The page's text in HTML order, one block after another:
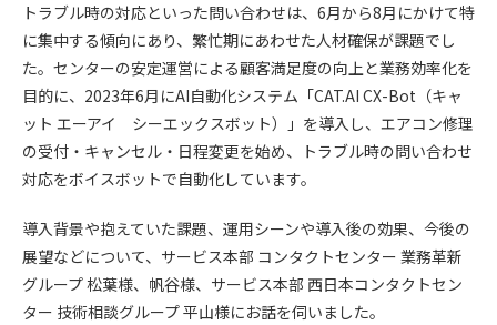
トラブル時の対応といった問い合わせは、6月から8月にかけて特
に集中する傾向にあり、繁忙期にあわせた人材確保が課題でし
た。センターの安定運営による顧客満足度の向上と業務効率化を
目的に、2023年6月にAI自動化システム「CAT.AI CX-Bot（キャ
ット エーアイ シーエックスボット）」を導入し、エアコン修理
の受付・キャンセル・日程変更を始め、トラブル時の問い合わせ
対応をボイスボットで自動化しています。
導入背景や抱えていた課題、運用シーンや導入後の効果、今後の
展望などについて、サービス本部 コンタクトセンター 業務革新
グループ 松葉様、帆谷様、サービス本部 西日本コンタクトセン
ター 技術相談グループ 平山様にお話を伺いました。